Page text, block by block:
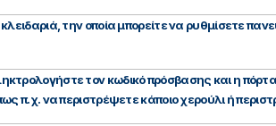
κλειδαριά, την οποία μπορείτε να ρυθμίσετε
τον κωδικό πρόσβασης και η
π.χ. να περιστρέψετε κάποιο χερούλι ή